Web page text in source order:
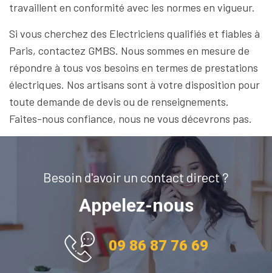
travaillent en conformité avec les normes en vigueur.
Si vous cherchez des Electriciens qualifiés et fiables à
Paris, contactez GMBS. Nous sommes en mesure de
répondre à tous vos besoins en termes de prestations
électriques. Nos artisans sont à votre disposition pour
toute demande de devis ou de renseignements.
Faites-nous confiance, nous ne vous décevrons pas.
Besoin d'avoir un contact direct ?
Appelez-nous
09 86 87 76 69